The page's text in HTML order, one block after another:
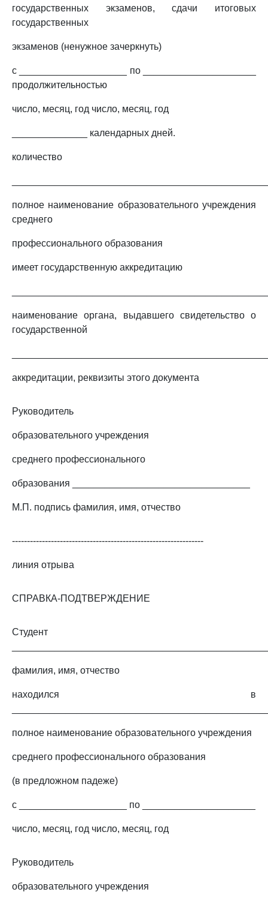
государственных экзаменов, сдачи итоговых
государственных
экзаменов (ненужное зачеркнуть)
с ____________________ по _____________________
продолжительностью
число, месяц, год число, месяц, год
______________ календарных дней.
количество
полное наименование образовательного учреждения
среднего
профессионального образования
имеет государственную аккредитацию
наименование органа, выдавшего свидетельство о
государственной
аккредитации, реквизиты этого документа
Руководитель
образовательного учреждения
среднего профессионального
образования _________________________________
М.П. подпись фамилия, имя, отчество
----------------------------------------------------------------
линия отрыва
СПРАВКА-ПОДТВЕРЖДЕНИЕ
Студент
фамилия, имя, отчество
находился в
полное наименование образовательного учреждения
среднего профессионального образования
(в предложном падеже)
с ____________________ по _____________________
число, месяц, год число, месяц, год
Руководитель
образовательного учреждения